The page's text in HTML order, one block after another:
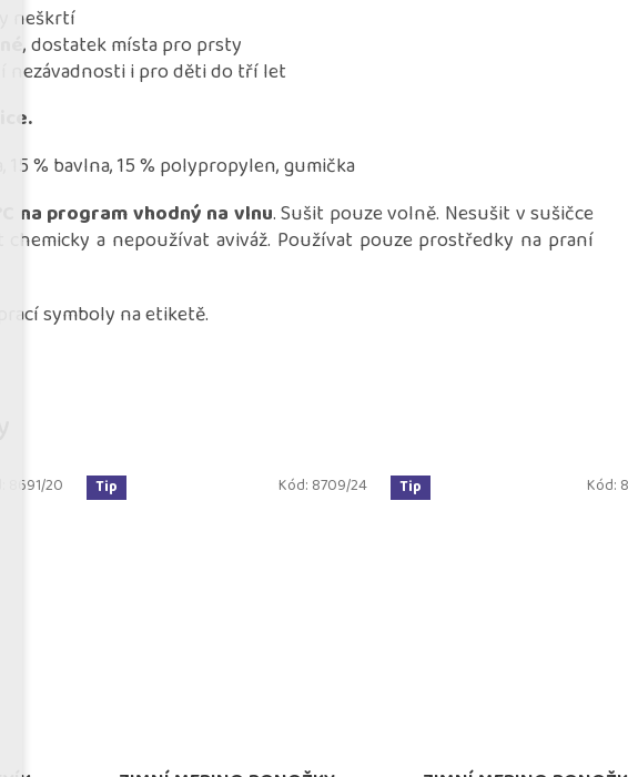
8691/20 Tip Kód: 8709/24 Tip Kód:
neškrtí
, dostatek místa pro prsty
nezávadnosti i pro děti do tří let
15 % bavlna, 15 % polypropylen, gumička
na program vhodný na vlnu. Sušit pouze volně. Nesušit v sušičce
chemicky a nepoužívat aviváž. Používat pouze prostředky na praní
symboly na etiketě.